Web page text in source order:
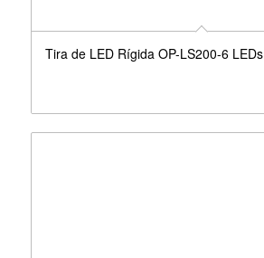
Tira de LED Rígida OP-LS200-6 LEDs